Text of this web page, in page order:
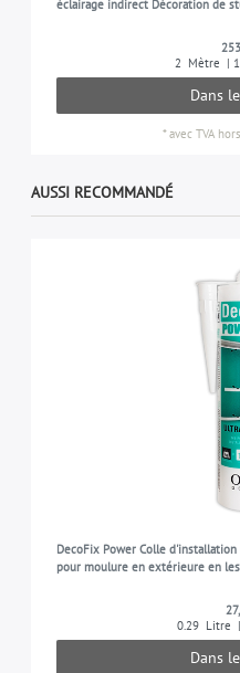
éclairage indirect Décoration de
2 Mètre |
Dans
*avec TVAhors
AUSSI RECOMMANDÉ
DecoFix Power Colle
pour moulure en extérieure en
0.29 Litre
Dans